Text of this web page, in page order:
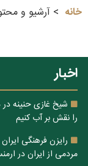
خانه
آرشیو و
اخبار
شیخ غازی حنینه در
را نقش بر آب کنیم
مردمی از ایران در